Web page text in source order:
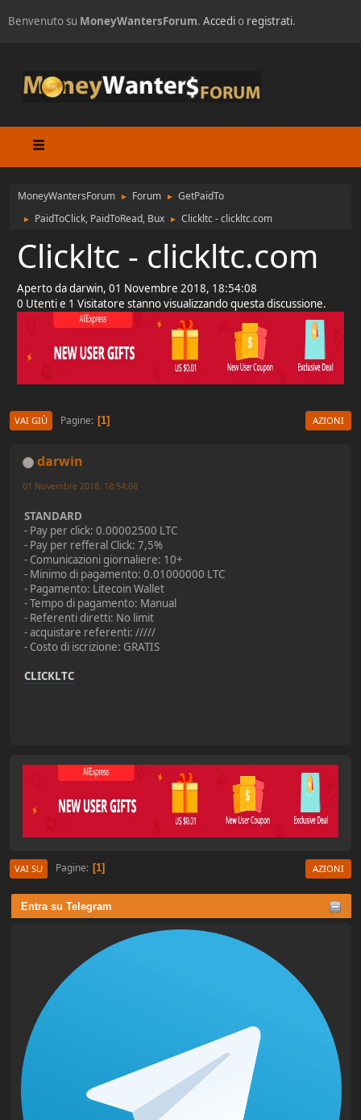
Benvenuto su MoneyWantersForum. Accedio registrati.
MoneyWantersForum ► Forum ► GetPaidTo
► PaidToClick, PaidToRead, Bux ► Clickltc - clickltc.com
Entra su Telegram
Clickltc - clickltc.com
Aperto da darwin, 01 Novembre 2018, 18:54:08
0 Utenti e 1 Visitatore stanno visualizzando questa discussione.
VAI GIÙ Pagine 1 AZIONI
darwin
01 Novembre 2018, 18:54:08
STANDARD
- Pay per click: 0.00002500 LTC
- Pay per refferal Click: 7,5%
- Comunicazioni giornaliere: 10+
- Minimo di pagamento: 0.01000000 LTC
- Pagamento: Litecoin Wallet
- Tempo di pagamento: Manual
- Referenti diretti: No limit
- acquistare referenti: /////
- Costo di iscrizione: GRATIS
CLICKLTC
VAI SU Pagine 1 AZIONI